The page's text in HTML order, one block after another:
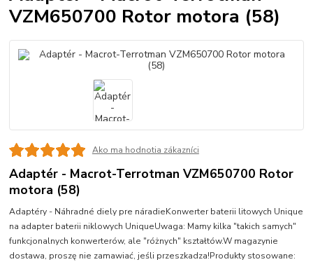
VZM650700 Rotor motora (58)
Ako ma hodnotia zákazníci
Adaptér - Macrot-Terrotman VZM650700 Rotor
motora (58)
Adaptéry - Náhradné diely pre náradieKonwerter baterii litowych Unique
na adapter baterii niklowych UniqueUwaga: Mamy kilka "takich samych"
funkcjonalnych konwerterów, ale "różnych" kształtów.W magazynie
dostawa, proszę nie zamawiać, jeśli przeszkadza!Produkty stosowane: